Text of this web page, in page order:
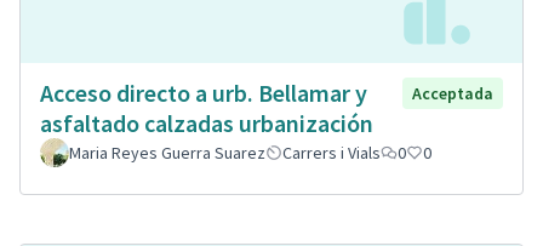
Acceso directo a urb. Bellamar y
asfaltado calzadas urbanización
Acceptada
Maria Reyes Guerra Suarez Carrers i Vials 0 0